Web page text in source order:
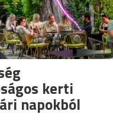
kerti
napokból